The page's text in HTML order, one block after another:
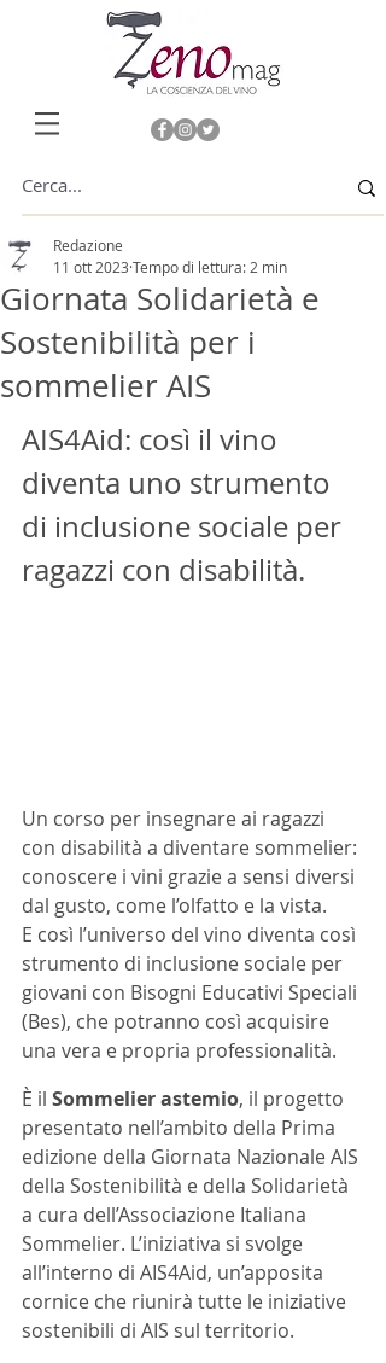
Giornata Solidarietà e
Sostenibilità per i
sommelier AIS
Redazione
11 ott 2023 Tempo di lettura: 2 min
AIS4Aid: così il vino
diventa uno strumento
di inclusione sociale per
ragazzi con disabilità.
Un corso per insegnare ai ragazzi
con disabilità a diventare sommelier:
conoscere i vini grazie a sensi diversi
dal gusto, come l’olfatto e la vista.
E così l’universo del vino diventa così
strumento di inclusione sociale per
giovani con Bisogni Educativi Speciali
(Bes), che potranno così acquisire
una vera e propria professionalità.
È il Sommelier astemio, il progetto
presentato nell’ambito della Prima
edizione della Giornata Nazionale AIS
della Sostenibilità e della Solidarietà
a cura dell’Associazione Italiana
Sommelier. L’iniziativa si svolge
all’interno di AIS4Aid, un’apposita
cornice che riunirà tutte le iniziative
sostenibili di AIS sul territorio.